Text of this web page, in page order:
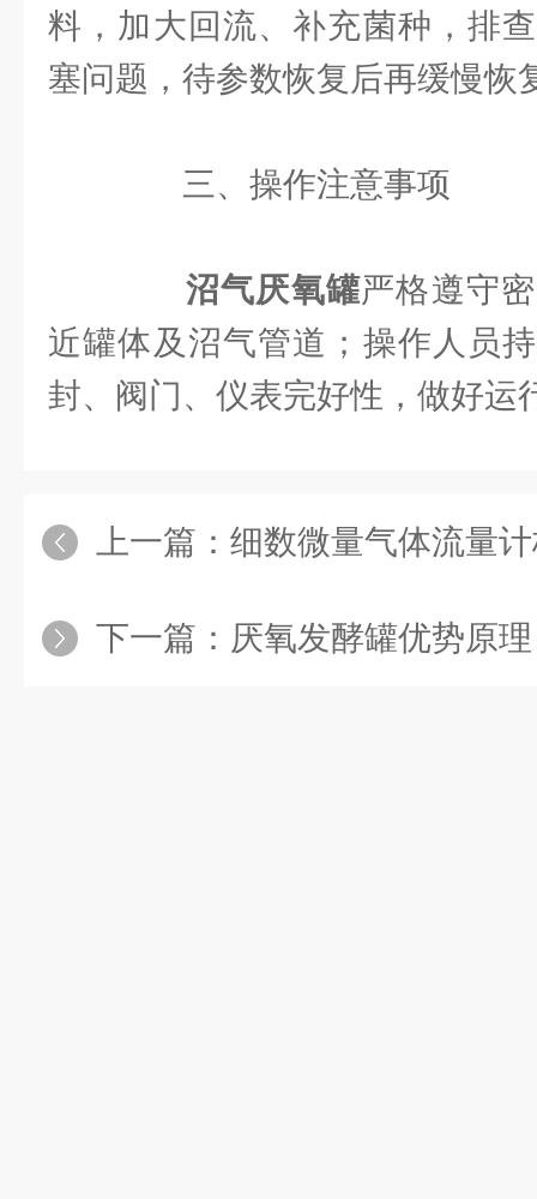
料，加大回流、补充菌种，排
塞问题，待参数恢复后再缓慢恢
三、操作注意事项
沼气厌氧罐严格遵守
近罐体及沼气管道；操作人员
封、阀门、仪表完好性，做好运
上一篇： 细数微量气体流量
下一篇： 厌氧发酵罐优势原理